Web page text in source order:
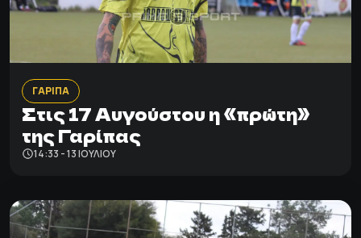
ΓΑΡΙΠΑ
Στις 17 Αυγούστου η «πρώτη»
της Γαρίπας
14:33 - 13 ΙΟΥΛΊΟΥ